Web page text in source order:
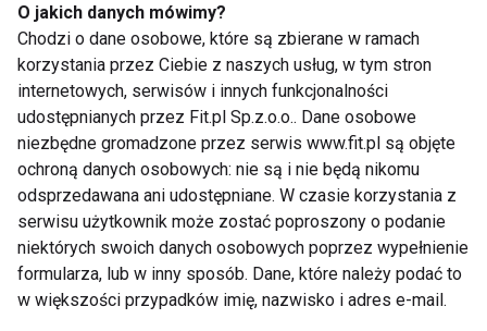
jednocześnie dostarczają wszystkich niezbędnych
składników odżywczych.
W takich daniach świetnie odnajdują się sery żółte,
które dostarczają białka, a jednocześnie dobrze
komponują się z pieczywem, warzywami i
produktami zbożowymi. Dzięki temu łatwo stworzyć
posiłek, który jest zarówno smaczny, jak i
odpowiednio zbilansowany.
O jakich danych mówimy?
Chodzi o dane osobowe, które są zbierane w ramach
korzystania przez Ciebie z naszych usług, w tym stron
internetowych, serwisów i innych funkcjonalności
udostępnianych przez Fit.pl Sp.z.o.o.. Dane osobowe
niezbędne gromadzone przez serwis www.fit.pl są objęte
ochroną danych osobowych: nie są i nie będą nikomu
odsprzedawana ani udostępniane. W czasie korzystania z
serwisu użytkownik może zostać poproszony o podanie
niektórych swoich danych osobowych poprzez wypełnienie
formularza, lub w inny sposób. Dane, które należy podać to
w większości przypadków imię, nazwisko i adres e-mail.